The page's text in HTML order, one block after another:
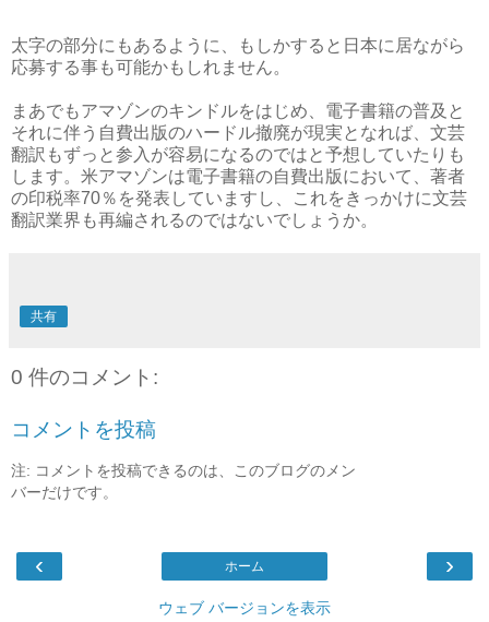
太字の部分にもあるように、もしかすると日本に居ながら
応募する事も可能かもしれません。
まあでもアマゾンのキンドルをはじめ、電子書籍の普及と
それに伴う自費出版のハードル撤廃が現実となれば、文芸
翻訳もずっと参入が容易になるのではと予想していたりも
します。米アマゾンは電子書籍の自費出版において、著者
の印税率70％を発表していますし、これをきっかけに文芸
翻訳業界も再編されるのではないでしょうか。
共有
0 件のコメント:
コメントを投稿
注: コメントを投稿できるのは、このブログのメン
バーだけです。
‹ ›
ホーム
ウェブ バージョンを表示